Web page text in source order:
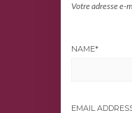
Votre adresse e-
NAME*
EMAIL